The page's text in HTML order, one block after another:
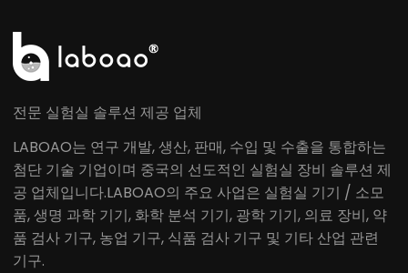
전문 실험실 솔루션 제공 업체
LABOAO는 연구 개발, 생산, 판매, 수입 및 수출을 통합하는
첨단 기술 기업이며 중국의 선도적인 실험실 장비 솔루션 제
공 업체입니다.LABOAO의 주요 사업은 실험실 기기 / 소모
품, 생명 과학 기기, 화학 분석 기기, 광학 기기, 의료 장비, 약
품 검사 기구, 농업 기구, 식품 검사 기구 및 기타 산업 관련
기구.